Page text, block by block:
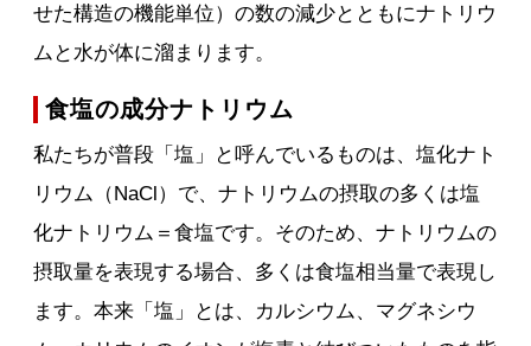
せた構造の機能単位）の数の減少とともにナトリウ
ムと水が体に溜まります。
食塩の成分ナトリウム
私たちが普段「塩」と呼んでいるものは、塩化ナト
リウム（NaCl）で、ナトリウムの摂取の多くは塩
化ナトリウム＝食塩です。そのため、ナトリウムの
摂取量を表現する場合、多くは食塩相当量で表現し
ます。本来「塩」とは、カルシウム、マグネシウ